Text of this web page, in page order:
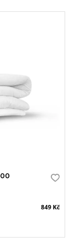
849 Kč